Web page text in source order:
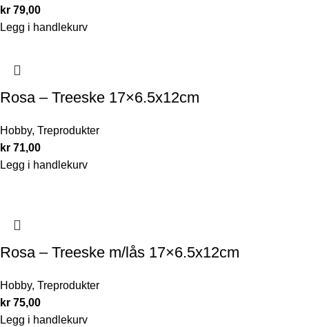
kr 79,00
Legg i handlekurv
Rosa – Treeske 17×6.5x12cm
Hobby, Treprodukter
kr 71,00
Legg i handlekurv
Rosa – Treeske m/lås 17×6.5x12cm
Hobby, Treprodukter
kr 75,00
Legg i handlekurv